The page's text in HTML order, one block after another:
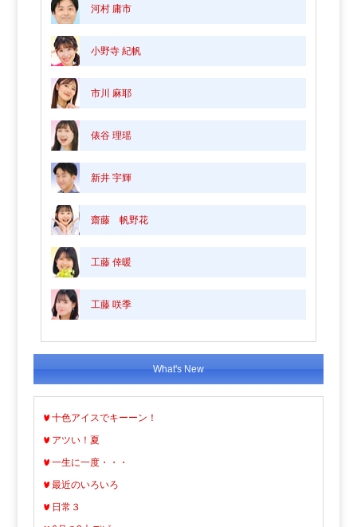
河村 庸市
小野寺 紀帆
市川 麻耶
俵谷 理瑶
新井 宇輝
齋藤 帆野花
工藤 倖暖
工藤 咲季
What's New
十色アイスでキーーン！
アツい！夏
一生に一度・・・
最近のいろいろ
日常３